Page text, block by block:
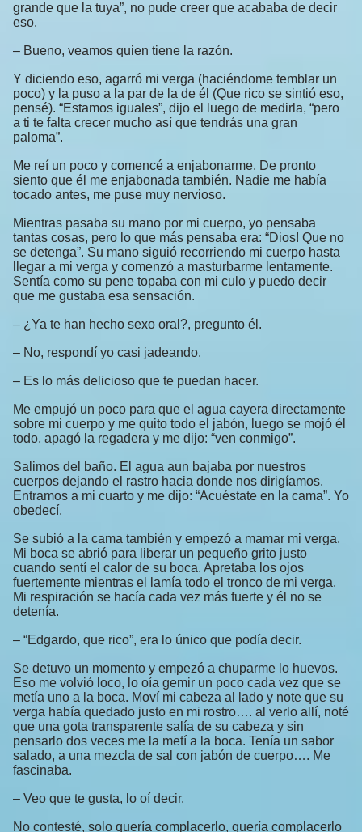
grande que la tuya”, no pude creer que acababa de decir
eso.
– Bueno, veamos quien tiene la razón.
Y diciendo eso, agarró mi verga (haciéndome temblar un
poco) y la puso a la par de la de él (Que rico se sintió eso,
pensé). “Estamos iguales”, dijo el luego de medirla, “pero
a ti te falta crecer mucho así que tendrás una gran
paloma”.
Me reí un poco y comencé a enjabonarme. De pronto
siento que él me enjabonada también. Nadie me había
tocado antes, me puse muy nervioso.
Mientras pasaba su mano por mi cuerpo, yo pensaba
tantas cosas, pero lo que más pensaba era: “Dios! Que no
se detenga”. Su mano siguió recorriendo mi cuerpo hasta
llegar a mi verga y comenzó a masturbarme lentamente.
Sentía como su pene topaba con mi culo y puedo decir
que me gustaba esa sensación.
– ¿Ya te han hecho sexo oral?, pregunto él.
– No, respondí yo casi jadeando.
– Es lo más delicioso que te puedan hacer.
Me empujó un poco para que el agua cayera directamente
sobre mi cuerpo y me quito todo el jabón, luego se mojó él
todo, apagó la regadera y me dijo: “ven conmigo”.
Salimos del baño. El agua aun bajaba por nuestros
cuerpos dejando el rastro hacia donde nos dirigíamos.
Entramos a mi cuarto y me dijo: “Acuéstate en la cama”. Yo
obedecí.
Se subió a la cama también y empezó a mamar mi verga.
Mi boca se abrió para liberar un pequeño grito justo
cuando sentí el calor de su boca. Apretaba los ojos
fuertemente mientras el lamía todo el tronco de mi verga.
Mi respiración se hacía cada vez más fuerte y él no se
detenía.
– “Edgardo, que rico”, era lo único que podía decir.
Se detuvo un momento y empezó a chuparme lo huevos.
Eso me volvió loco, lo oía gemir un poco cada vez que se
metía uno a la boca. Moví mi cabeza al lado y note que su
verga había quedado justo en mi rostro…. al verlo allí, noté
que una gota transparente salía de su cabeza y sin
pensarlo dos veces me la metí a la boca. Tenía un sabor
salado, a una mezcla de sal con jabón de cuerpo…. Me
fascinaba.
– Veo que te gusta, lo oí decir.
No contesté, solo quería complacerlo, quería complacerlo